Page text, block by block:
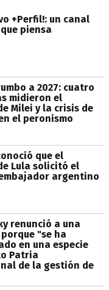
+Perfil!: un canal
piensa
a 2027: cuatro
midieron el
Milei y la crisis de
el peronismo
que el
Lula solicitó el
argentino
renunció a una
"se ha
en una especie
Patria
de la gestión de